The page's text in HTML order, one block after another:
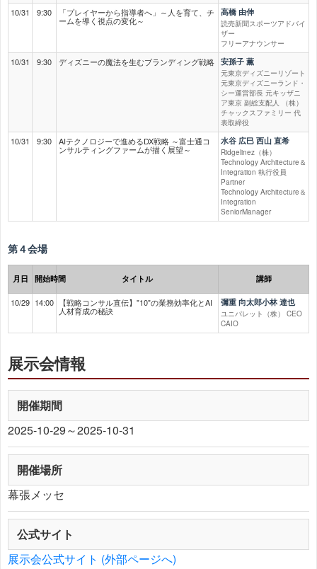
10/31 9:30 「プレイヤーから指導者へ」～人を育て、チ
ームを導く視点の変化～
高橋 由伸
読売新聞スポーツアドバイ
ザー
フリーアナウンサー
10/31 9:30 ディズニーの魔法を生むブランディング戦略 安孫子 薫
元東京ディズニーリゾート
元東京ディズニーランド・
シー運営部長 元キッザニ
ア東京 副総支配人 （株）
チャックスファミリー 代
表取締役
10/31 9:30 AIテクノロジーで進めるDX戦略 ～富士通コ
ンサルティングファームが描く展望～
水谷 広巳 西山 直希
Ridgelinez（株）
Technology Architecture＆
Integration 執行役員
Partner
Technology Architecture＆
Integration
SeniorManager
第４会場
月日 開始時間 タイトル 講師
10/29 14:00 【戦略コンサル直伝】"10"の業務効率化とAI
人材育成の秘訣
彌重 向太郎小林 達也
ユニパレット（株） CEO
CAIO
展示会情報
開催期間
2025-10-29～2025-10-31
開催場所
幕張メッセ
公式サイト
展示会公式サイト (外部ページへ)